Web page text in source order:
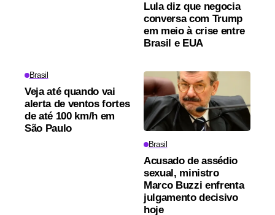
Lula diz que negocia
conversa com Trump
em meio à crise entre
Brasil e EUA
Brasil
Veja até quando vai
alerta de ventos fortes
de até 100 km/h em
São Paulo
Brasil
Acusado de assédio
sexual, ministro
Marco Buzzi enfrenta
julgamento decisivo
hoje